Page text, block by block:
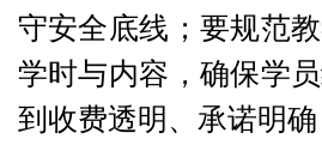
守安全底线；要规范
学时与内容，确保学
到收费透明、承诺明